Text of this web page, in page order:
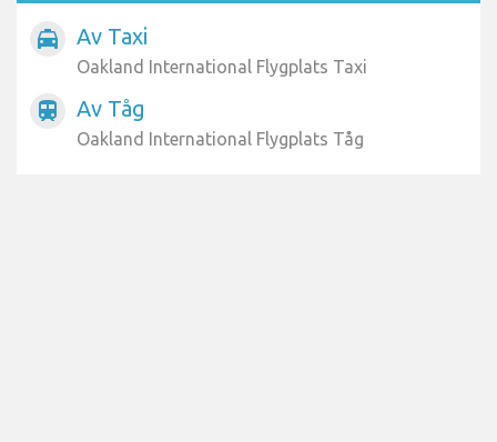
local_taxi Av Taxi
Oakland International Flygplats Taxi
train Av Tåg
Oakland International Flygplats Tåg